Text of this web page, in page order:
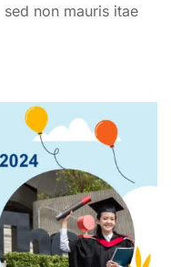
non mauris itae